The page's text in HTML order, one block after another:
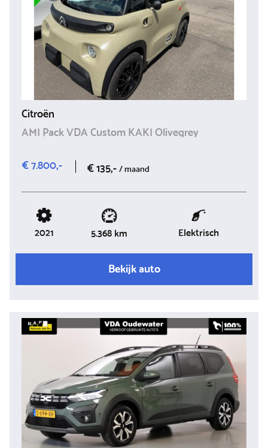
Citroën
AMI Pack VDA Custom KAKI Olivegrey
€ 7.800,-
€ 135,-/ maand
2021 5.368 km Elektrisch
Bekijk auto